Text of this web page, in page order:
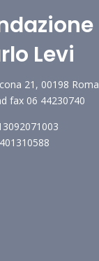
Levi
21, 00198 Roma
fax 06 44230740